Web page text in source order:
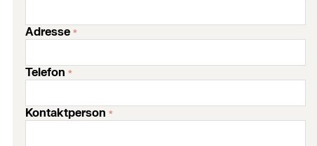
Adresse *
Telefon *
Kontaktperson *